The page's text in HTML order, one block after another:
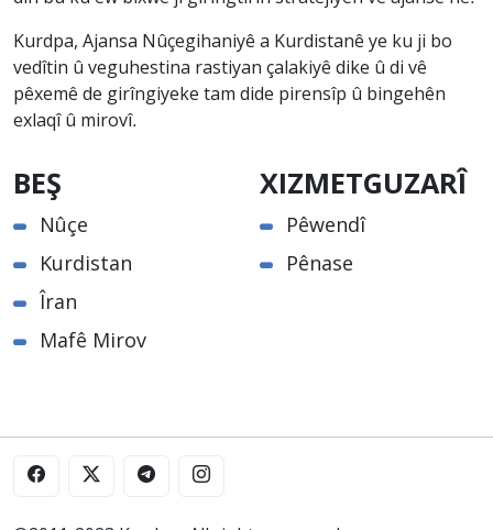
Kurdpa, Ajansa Nûçegihaniyê a Kurdistanê ye ku ji bo
vedîtin û veguhestina rastiyan çalakiyê dike û di vê
pêxemê de girîngiyeke tam dide pirensîp û bingehên
exlaqî û mirovî.
BEŞ
Nûçe
Kurdistan
Îran
Mafê Mirov
XIZMETGUZARÎ
Pêwendî
Pênase